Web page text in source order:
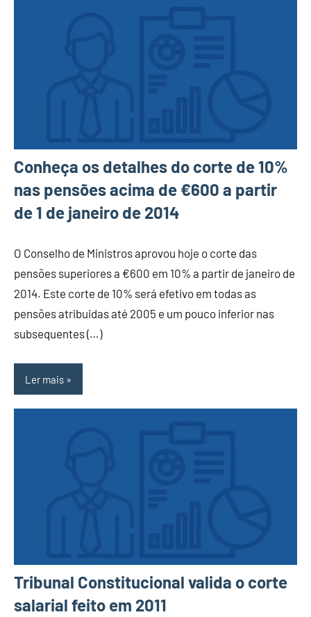
Conheça os detalhes do corte de 10%
nas pensões acima de €600 a partir
de 1 de janeiro de 2014
O Conselho de Ministros aprovou hoje o corte das
pensões superiores a €600 em 10% a partir de janeiro de
2014. Este corte de 10% será efetivo em todas as
pensões atribuidas até 2005 e um pouco inferior nas
subsequentes (…)
Ler mais
Tribunal Constitucional valida o corte
salarial feito em 2011